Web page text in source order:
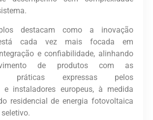
destacam como a inovação
cada vez mais focada em
e confiabilidade, alinhando
de produtos com as
práticas expressas pelos
e instaladores europeus, à medida
residencial de energia fotovoltaica